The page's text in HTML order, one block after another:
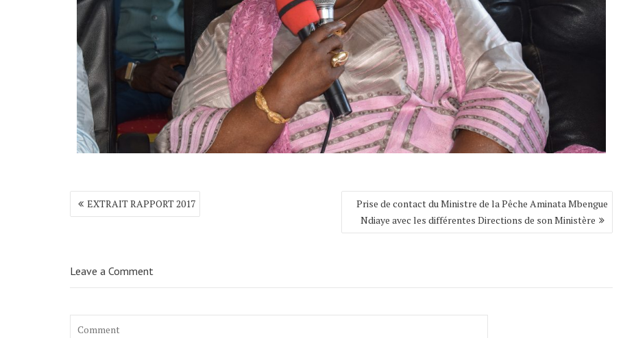
Navigation
de
EXTRAIT RAPPORT 2017
Prise de contact du Ministre de la Pêche Aminata Mbengue
Ndiaye avec les différentes Directions de son Ministère
Leave a Comment